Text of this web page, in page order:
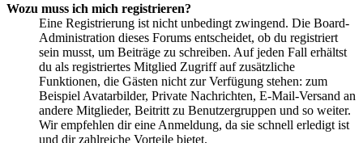
Wozu muss ich mich registrieren?
Eine Registrierung ist nicht unbedingt zwingend. Die Board-
Administration dieses Forums entscheidet, ob du registriert
sein musst, um Beiträge zu schreiben. Auf jeden Fall erhältst
du als registriertes Mitglied Zugriff auf zusätzliche
Funktionen, die Gästen nicht zur Verfügung stehen: zum
Beispiel Avatarbilder, Private Nachrichten, E-Mail-Versand an
andere Mitglieder, Beitritt zu Benutzergruppen und so weiter.
Wir empfehlen dir eine Anmeldung, da sie schnell erledigt ist
und dir zahlreiche Vorteile bietet.